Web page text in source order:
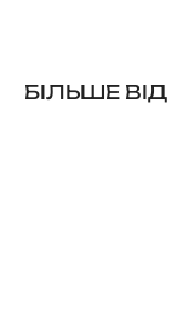
БІЛЬШЕ ВІД